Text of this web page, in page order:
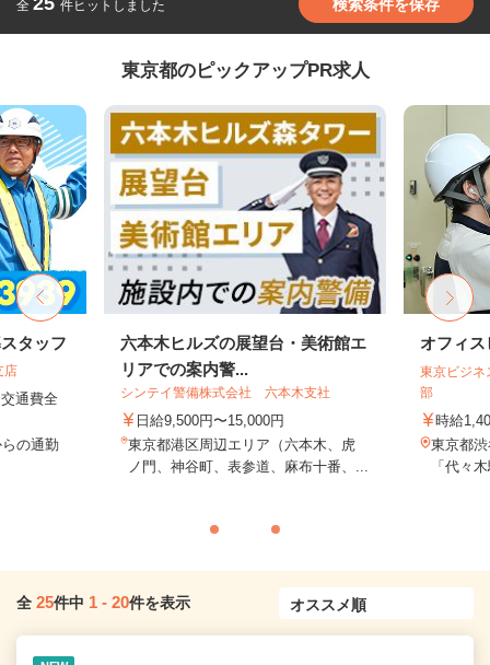
全 件ヒットしました 検索条件を保存
東京都のピックアップPR求人
タッフ
店
通費全
の通勤
六本木ヒルズの展望台・美術館エ
リアでの案内警...
シンテイ警備株式会社 六本木支社
日給9,500円〜15,000円
東京都港区周辺エリア（六本木、虎
ノ門、神谷町、表参道、麻布十番、...
オフィス
東京ビジ
部
時給
東京都
「代々
全 25件中 1 - 20件を表示